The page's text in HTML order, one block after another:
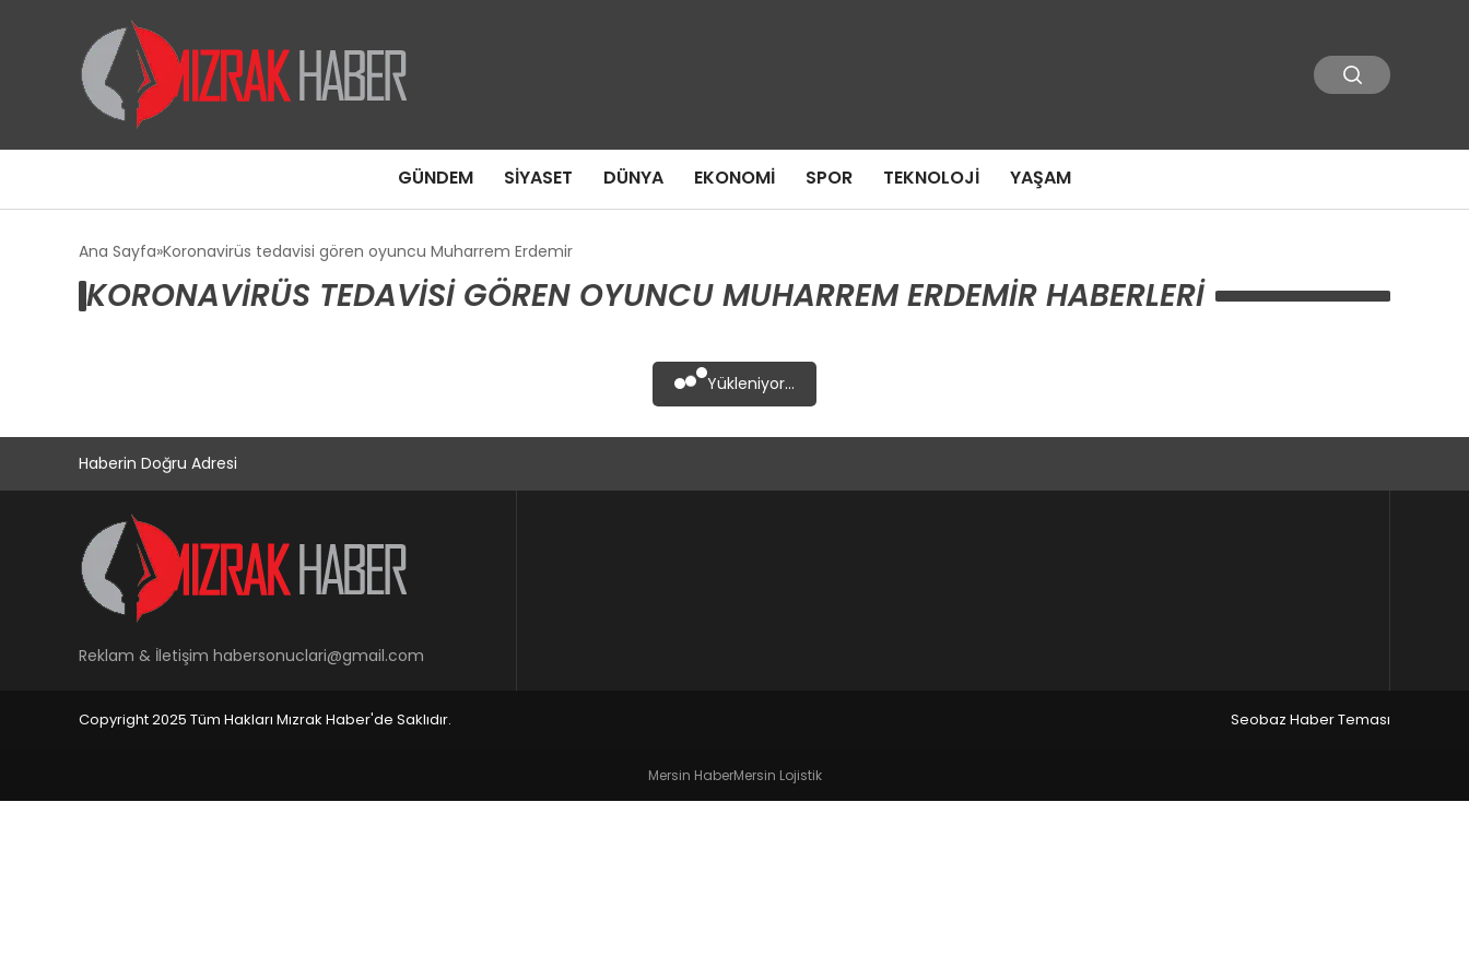
GÜNDEM SIYASET DÜNYA EKONOMI SPOR TEKNOLOJI YAŞAM
Ana Sayfa Koronavirüs tedavisi gören oyuncu Muharrem Erdemir
KORONAVIRÜS TEDAVISI GÖREN OYUNCU MUHARREM ERDEMIR HABERLERI
Yükleniyor...
Haberin Doğru Adresi
Reklam & İletişim habersonuclari@gmail.com
Copyright 2025 Tüm Hakları Mızrak Haber'de Saklıdır. Seobaz Haber Teması
Mersin HaberMersin Lojistik